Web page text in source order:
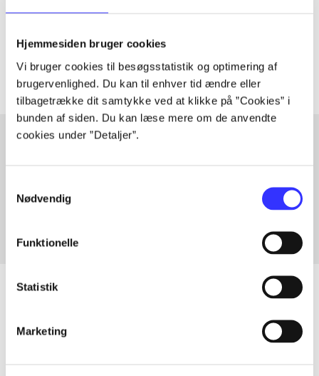
Hjemmesiden bruger cookies
Vi bruger cookies til besøgsstatistik og optimering af
brugervenlighed. Du kan til enhver tid ændre eller
tilbagetrække dit samtykke ved at klikke på ”Cookies” i
bunden af siden. Du kan læse mere om de anvendte
cookies under ”Detaljer”.
Nødvendig
Funktionelle
Statistik
Marketing
Artiklerne i handler ofte om
Fra
Artikler